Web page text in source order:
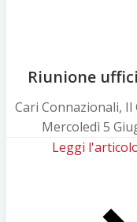
Riunione
Cari Connazionali,
Mercoledì 5
Leggi